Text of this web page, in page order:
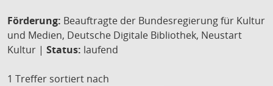
Förderung: Beauftragte der Bundesregierung für Kultur
und Medien, Deutsche Digitale Bibliothek, Neustart
Kultur | Status: laufend
1 Treffer sortiert nach